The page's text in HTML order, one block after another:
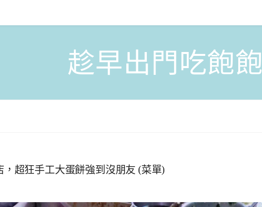
趁早出門吃飽飽
，超狂手工大蛋餅強到沒朋友 (菜單)